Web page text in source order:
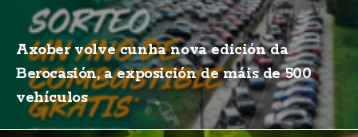
Axober volve cunha nova edición da
Berocasión, a exposición de máis de 500
vehículos